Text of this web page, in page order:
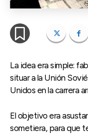
La idea era simple:
situar a la Unión
Unidos en la carrera
El objetivo era
sometiera, para que